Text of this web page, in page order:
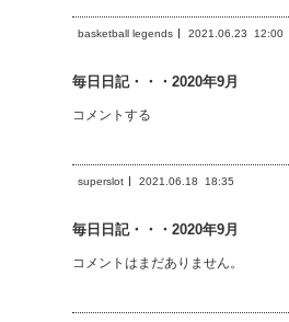
basketball legends 2021.06.23 12:00
毎日日記・・・2020年9月
コメントする
superslot 2021.06.18 18:35
毎日日記・・・2020年9月
コメントはまだありません。